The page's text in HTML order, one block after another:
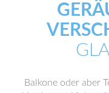
Balkone oder aber